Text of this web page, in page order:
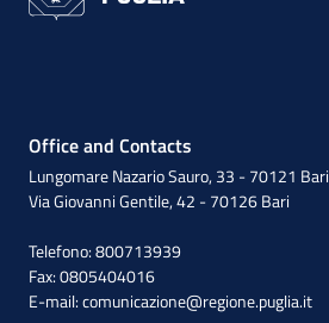
Office and Contacts
Lungomare Nazario Sauro, 33 - 70121 Bari
Via Giovanni Gentile, 42 - 70126 Bari
Telefono: 800713939
Fax: 0805404016
E-mail:comunicazione@regione.puglia.it